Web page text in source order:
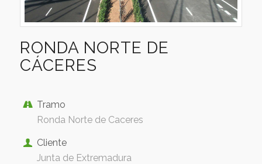
RONDA NORTE DE
CÁCERES
Tramo
Ronda Norte de Caceres
Cliente
Junta de Extremadura